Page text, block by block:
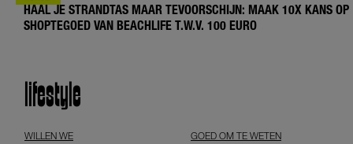
HAAL JE STRANDTAS MAAR TEVOORSCHIJN: MAAK 10X KANS OP
SHOPTEGOED VAN BEACHLIFE T.W.V. 100 EURO
lifestyle
WILLEN WE GOED OM TE WETEN